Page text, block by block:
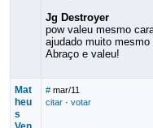
Jg Destroyer
pow valeu mesmo
ajudado muito mesmo
Abraço e valeu!
Mat
heu
s
# mar/11
citar· votar